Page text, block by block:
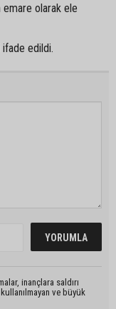
emare olarak ele
edildi.
inançlara saldırı
ve büyük